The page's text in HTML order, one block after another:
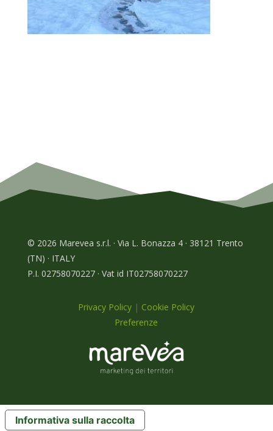
© 2026 Marevea s.r.l. · Via L. Bonazza 4 · 38121 Trento
(TN) · ITALY
P.I. 02758070227 · Vat id IT02758070227
Privacy Policy | Cookie Policy
Preferenze
Informativa sulla raccolta